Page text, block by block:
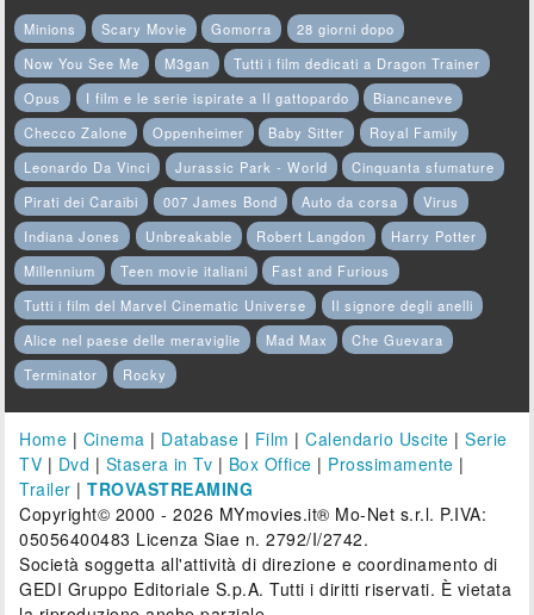
Minions Scary Movie Gomorra
28 giorni dopo
Now You See Me
M3gan
Tutti i film dedicati a Dragon Trainer
Opus
I film e le serie ispirate a Il gattopardo
Biancaneve
Checco Zalone
Oppenheimer Baby Sitter
Royal Family
Leonardo Da Vinci
Jurassic Park - World
Cinquanta sfumature
Pirati dei Caraibi
007 James Bond Auto da corsa
Virus
Indiana Jones
Unbreakable Robert Langdon
Harry Potter
Millennium
Teen movie italiani
Fast and Furious
Tutti i film del Marvel Cinematic Universe
Il signore degli anelli
Alice nel paese delle meraviglie
Mad Max
Che Guevara
Terminator
Rocky
Home | Cinema | Database | Film |Calendario Uscite |Serie
TV | Dvd | Stasera in Tv | Box Office | Prossimamente |
Trailer |TROVASTREAMING
Copyright© 2000 - 2026 MYmovies.it® Mo-Net s.r.l. P.IVA:
05056400483 Licenza Siae n. 2792/I/2742.
Società soggetta all'attività di direzione e coordinamento di
GEDI Gruppo Editoriale S.p.A. Tutti i diritti riservati. È vietata